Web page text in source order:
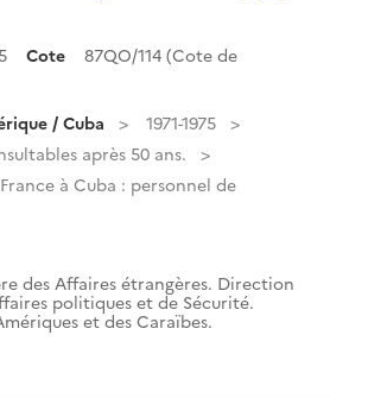
Cote
87QO/114 (Cote de
/ Cuba
1971-1975
après 50 ans.
à Cuba : personnel de
des Affaires étrangères. Direction
politiques et de Sécurité.
et des Caraïbes.